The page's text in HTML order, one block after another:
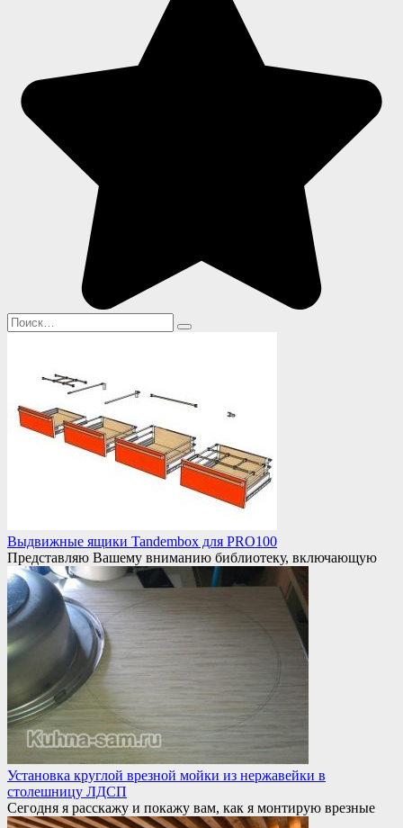
Search
for:
Выдвижные ящики Tandembox для PRO100
Представляю Вашему вниманию библиотеку, включающую
Установка круглой врезной мойки из нержавейки в
столешницу ЛДСП
Сегодня я расскажу и покажу вам, как я монтирую врезные